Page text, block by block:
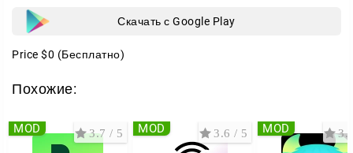
Скачать с Google Play
Price $0 (Бесплатно)
Похожие:
3.7 / 5
MOD 3.6 / 5
MOD MOD